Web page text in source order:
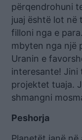
përqendrohuni
juaj është lot në
filloni nga e
mbyten nga një
Uranin e
interesante! Jini
projektet tuaja.
shmangni
Peshorja